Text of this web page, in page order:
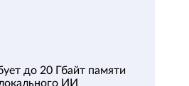
до 20 Гбайт памяти
ИИ